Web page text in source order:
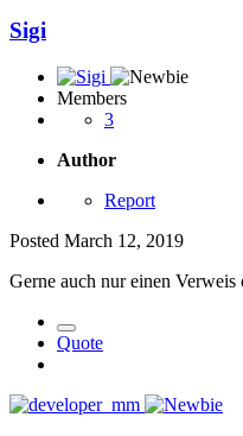
Sigi
Members
3
Author
Report
Posted March 12, 2019
Gerne auch nur einen Verweis
Quote